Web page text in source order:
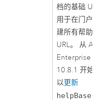
档的基础
用于在门户中
建所有帮助
URL。 从
Enterprise
10.8.1 开始
以更新
helpBase